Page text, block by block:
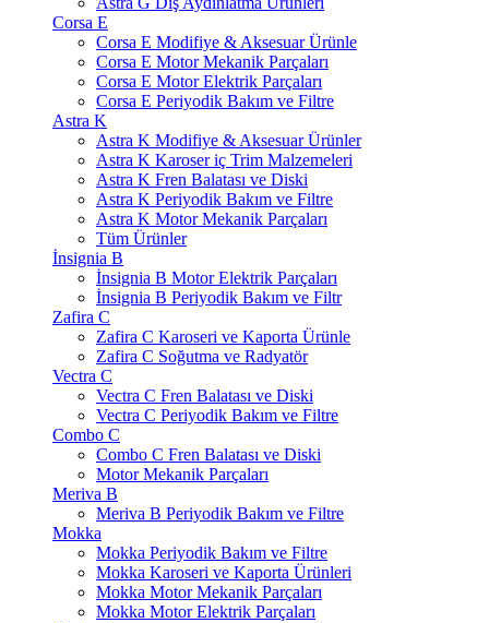
Corsa E
Corsa E Modifiye & Aksesuar Ürünle
Corsa E Motor Mekanik Parçaları
Corsa E Motor Elektrik Parçaları
Corsa E Periyodik Bakım ve Filtre
Astra K
Astra K Modifiye & Aksesuar Ürünler
Astra K Karoser iç Trim Malzemeleri
Astra K Fren Balatası ve Diski
Astra K Periyodik Bakım ve Filtre
Astra K Motor Mekanik Parçaları
Tüm Ürünler
İnsignia B
İnsignia B Motor Elektrik Parçaları
İnsignia B Periyodik Bakım ve Filtr
Zafira C
Zafira C Karoseri ve Kaporta Ürünle
Zafira C Soğutma ve Radyatör
Vectra C
Vectra C Fren Balatası ve Diski
Vectra C Periyodik Bakım ve Filtre
Combo C
Combo C Fren Balatası ve Diski
Motor Mekanik Parçaları
Meriva B
Meriva B Periyodik Bakım ve Filtre
Mokka
Mokka Periyodik Bakım ve Filtre
Mokka Karoseri ve Kaporta Ürünleri
Mokka Motor Mekanik Parçaları
Mokka Motor Elektrik Parçaları